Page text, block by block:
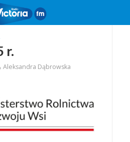
r.
Aleksandra Dąbrowska